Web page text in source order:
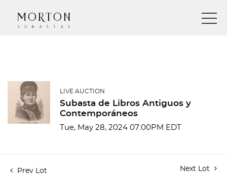
LIVE AUCTION
Subasta de Libros Antiguos y
Contemporáneos
Tue, May 28, 2024 07:00PM EDT
Prev Lot Next Lot